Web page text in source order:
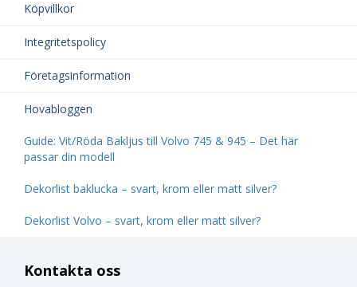
Köpvillkor
Integritetspolicy
Företagsinformation
Hovabloggen
Guide: Vit/Röda Bakljus till Volvo 745 & 945 – Det här
passar din modell
Dekorlist baklucka – svart, krom eller matt silver?
Dekorlist Volvo – svart, krom eller matt silver?
Kontakta oss